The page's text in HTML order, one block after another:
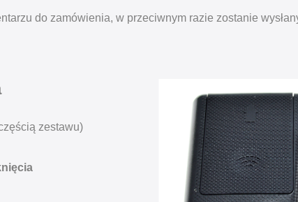
do zamówienia, w przeciwnym razie zostanie
zestawu)